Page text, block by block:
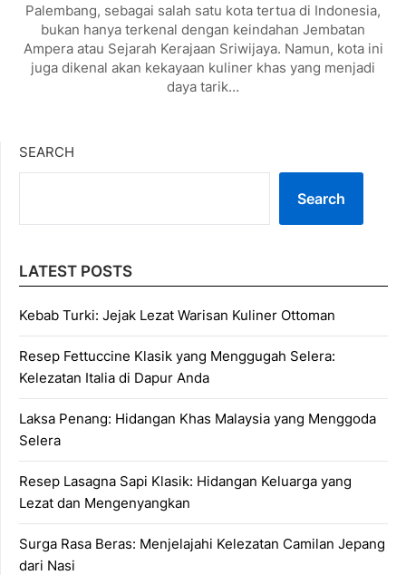
Palembang, sebagai salah satu kota tertua di Indonesia,
bukan hanya terkenal dengan keindahan Jembatan
Ampera atau Sejarah Kerajaan Sriwijaya. Namun, kota ini
juga dikenal akan kekayaan kuliner khas yang menjadi
daya tarik…
SEARCH
Search
LATEST POSTS
Kebab Turki: Jejak Lezat Warisan Kuliner Ottoman
Resep Fettuccine Klasik yang Menggugah Selera:
Kelezatan Italia di Dapur Anda
Laksa Penang: Hidangan Khas Malaysia yang Menggoda
Selera
Resep Lasagna Sapi Klasik: Hidangan Keluarga yang
Lezat dan Mengenyangkan
Surga Rasa Beras: Menjelajahi Kelezatan Camilan Jepang
dari Nasi